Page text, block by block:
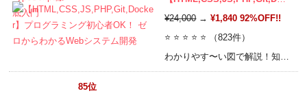
¥24,000→¥1,840 92%OFF!!
⭐ ⭐ ⭐ ⭐ ⭐ （823件）
わかりやす〜い図で解説！知識ゼロから一気にWeb
85位